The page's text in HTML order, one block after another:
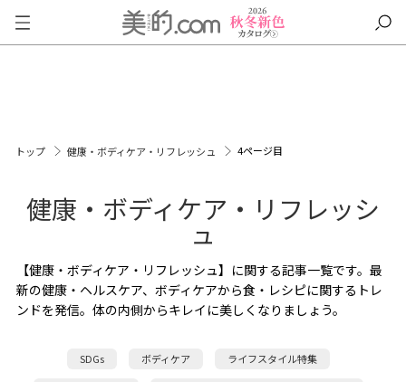
トップ 健康・ボディケア・リフレッシュ 4ページ目
健康・ボディケア・リフレッシ
ュ
【健康・ボディケア・リフレッシュ】に関する記事一覧です。最
新の健康・ヘルスケア、ボディケアから食・レシピに関するトレ
ンドを発信。体の内側からキレイに美しくなりましょう。
SDGs ボディケア ライフスタイル特集